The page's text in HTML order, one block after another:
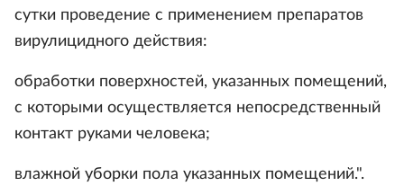
сутки проведение с применением препаратов
вирулицидного действия:
обработки поверхностей, указанных помещений,
с которыми осуществляется непосредственный
контакт руками человека;
влажной уборки пола указанных помещений.".